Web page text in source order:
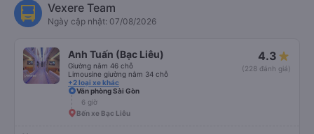
Vexere Team
Ngày cập nhật: 07/08/2026
Anh Tuấn (Bạc Liêu)
Giường nằm 46 chỗ
Limousine giường nằm 34 chỗ
+2 loại xe khác
4.3
(228 đánh giá)
Văn phòng Sài Gòn
6 giờ
Bến xe Bạc Liêu